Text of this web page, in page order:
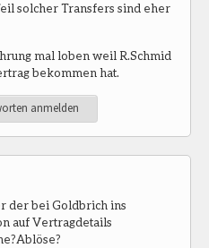
solcher Transfers sind eher
mal loben weil R.Schmid
bekommen hat.
anmelden
der bei Goldbrich ins
auf Vertragdetails